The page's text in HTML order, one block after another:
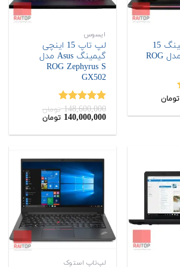
لپ تاپ گیمینگ 15
اینچی Asus مدل ROG
تومان
ایسوس
لپ تاپ 15 اینچی
گیمینگ Asus مدل
ROG Zephyrus S
GX502
نمره5.00
از 5
148,600,000 تومان
قیمت
148,600,000
140,000,000 تومانقیمت
140,000,000
لپ‌تاپ استوک